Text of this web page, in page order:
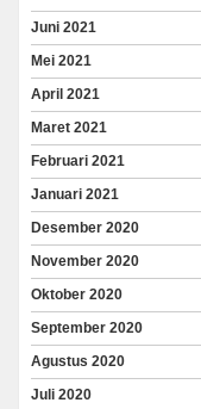
Juni 2021
Mei 2021
April 2021
Maret 2021
Februari 2021
Januari 2021
Desember 2020
November 2020
Oktober 2020
September 2020
Agustus 2020
Juli 2020